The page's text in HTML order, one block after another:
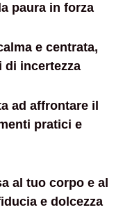
paura in forza
e centrata,
di incertezza
ad affrontare il
pratici e
al tuo corpo e al
e dolcezza